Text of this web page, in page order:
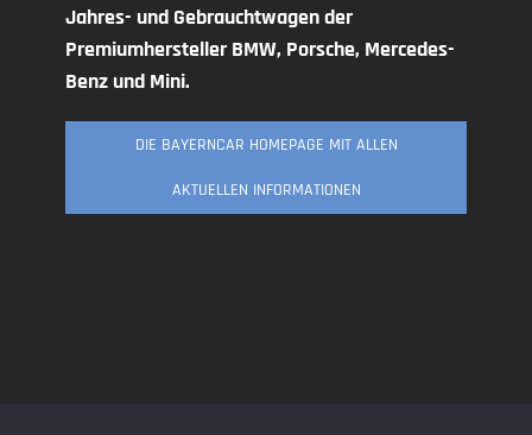
Jahres- und Gebrauchtwagen der
Premiumhersteller BMW, Porsche, Mercedes-
Benz und Mini.
DIE BAYERNCAR HOMEPAGE MIT ALLEN
AKTUELLEN INFORMATIONEN